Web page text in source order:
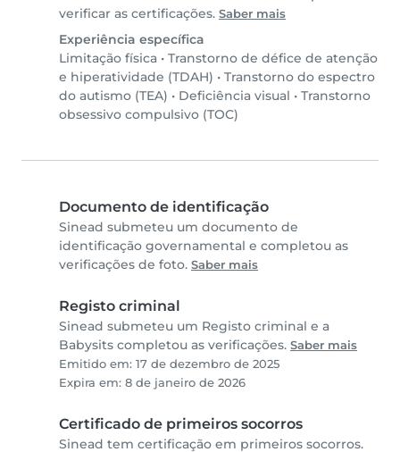
verificar as certificações. Saber mais
Experiência específica
Limitação física • Transtorno de défice de atenção
e hiperatividade (TDAH) • Transtorno do espectro
do autismo (TEA) • Deficiência visual • Transtorno
obsessivo compulsivo (TOC)
Documento de identificação
Sinead submeteu um documento de
identificação governamental e completou as
verificações de foto. Saber mais
Registo criminal
Sinead submeteu um Registo criminal e a
Babysits completou as verificações. Saber mais
Emitido em: 17 de dezembro de 2025
Expira em: 8 de janeiro de 2026
Certificado de primeiros socorros
Sinead tem certificação em primeiros socorros.